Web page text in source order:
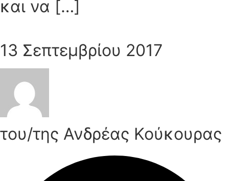
και να […]
13 Σεπτεμβρίου 2017
του/της Ανδρέας Κούκουρας